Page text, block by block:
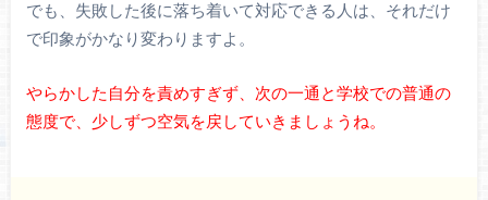
でも、失敗した後に落ち着いて対応できる人は、それだけ
で印象がかなり変わりますよ。
やらかした自分を責めすぎず、次の一通と学校での普通の
態度で、少しずつ空気を戻していきましょうね。